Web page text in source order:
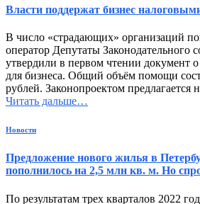
Власти поддержат бизнес
В число «страдающих» организаций
оператор Депутаты Законодательного
утвердили в первом чтении документ
для бизнеса. Общий объём помощи
рублей. Законопроектом предлагается
Читать дальше…
Новости
Предложение нового жилья в
пополнилось на 2,5 млн кв. м. Но
По результатам трех кварталов 2022